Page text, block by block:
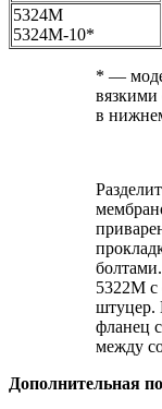
5324М
5324М-10*
* —
вязкими
в
5322М с
штуцер.
фланец
между
Дополнительная